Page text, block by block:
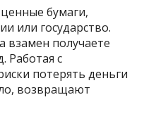
бумаги,
или государство.
взамен получаете
Работая с
потерять деньги
возвращают